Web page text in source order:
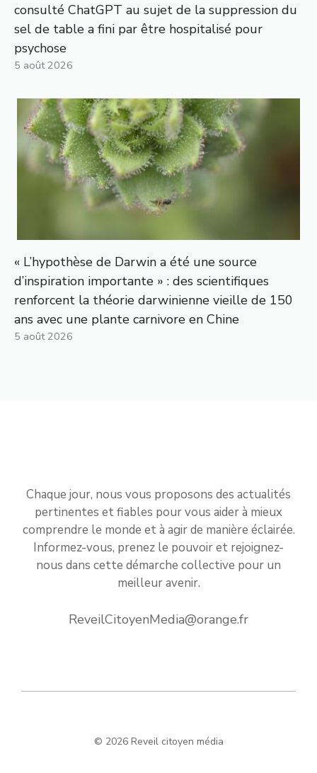
consulté ChatGPT au sujet de la suppression du
sel de table a fini par être hospitalisé pour
psychose
5 août 2026
« L’hypothèse de Darwin a été une source
d’inspiration importante » : des scientifiques
renforcent la théorie darwinienne vieille de 150
ans avec une plante carnivore en Chine
5 août 2026
Chaque jour, nous vous proposons des actualités
pertinentes et fiables pour vous aider à mieux
comprendre le monde et à agir de manière éclairée.
Informez-vous, prenez le pouvoir et rejoignez-
nous dans cette démarche collective pour un
meilleur avenir.
ReveilCitoyenMedia@orange.fr
© 2026 Reveil citoyen média